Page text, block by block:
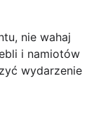
nie wahaj
i namiotów
wydarzenie